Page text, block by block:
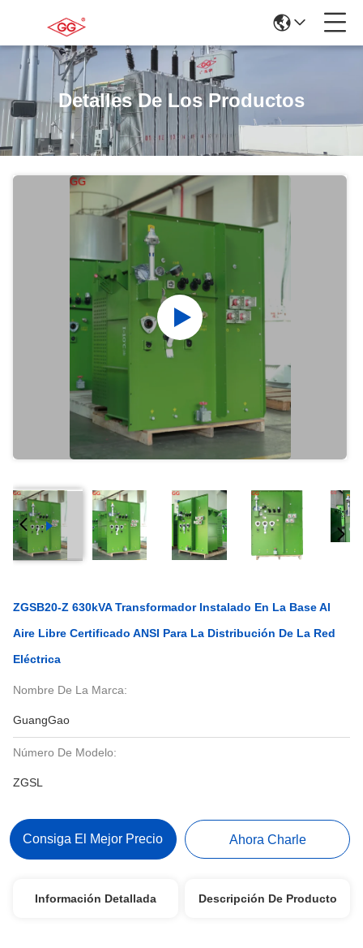
Detalles De Los Productos
ZGSB20-Z 630kVA Transformador Instalado En La Base Al
Aire Libre Certificado ANSI Para La Distribución De La Red
Eléctrica
Nombre De La Marca:
GuangGao
Número De Modelo:
ZGSL
Consiga El Mejor Precio Ahora Charle
Información Detallada Descripción De Producto